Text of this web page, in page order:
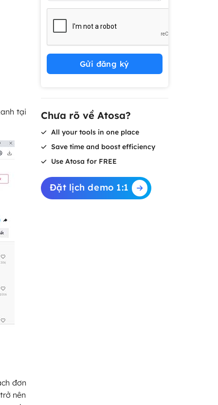
tại
đơn
nên
Gửi đăng ký
Chưa rõ về Atosa?
All your tools in one place
Save time and boost efficiency
Use Atosa for FREE
Đặt lịch demo 1:1